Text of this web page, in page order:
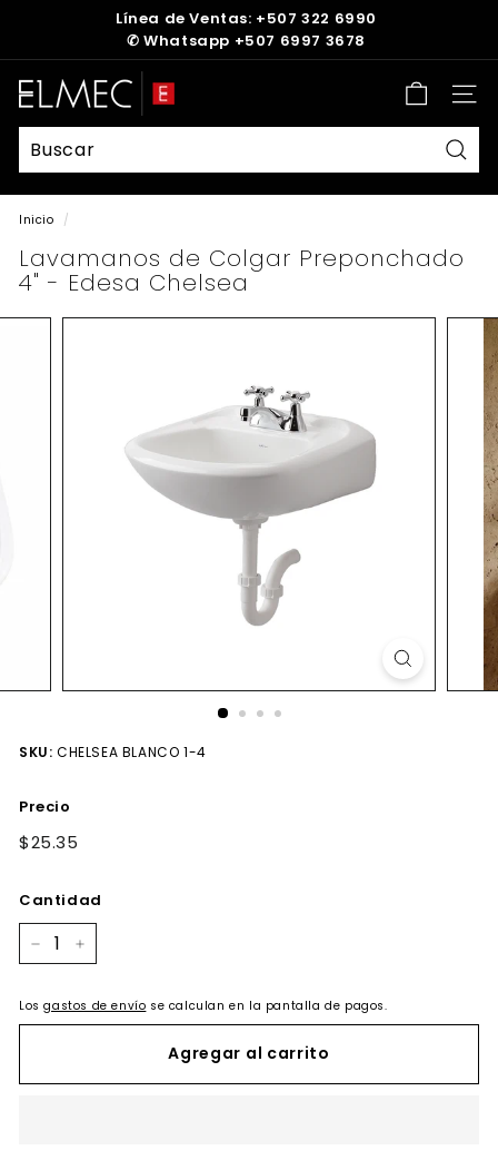
diapositivas
pausa
Línea de Ventas: +507 322 6990
✆ Whatsapp +507 6997 3678
E
L
M
E
C
Inicio /
Lavamanos de Colgar Preponchado
4" - Edesa Chelsea
SKU: CHELSEA BLANCO 1-4
Precio
Precio
$25.35
Cantidad
Losgastos de envío se calculan en la pantalla de pagos.
Agregar al carrito